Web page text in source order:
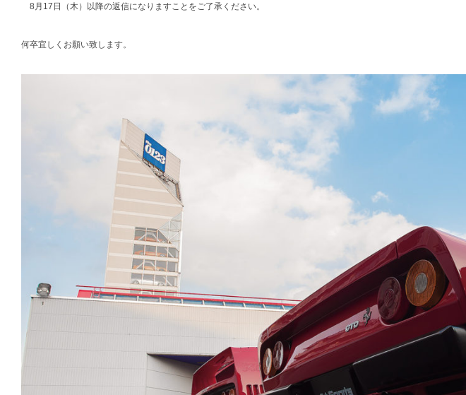
8月17日（木）以降の返信になりますことをご了承ください。
何卒宜しくお願い致します。